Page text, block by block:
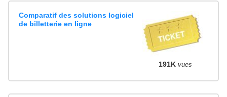
Comparatif des solutions logiciel
de billetterie en ligne
191K vues